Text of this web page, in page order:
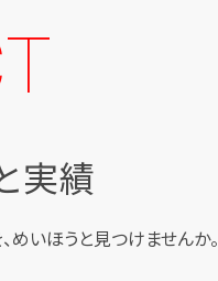
実績
めいほうと見つけませんか。